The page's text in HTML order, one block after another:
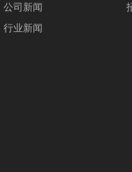
公司新闻
行业新闻